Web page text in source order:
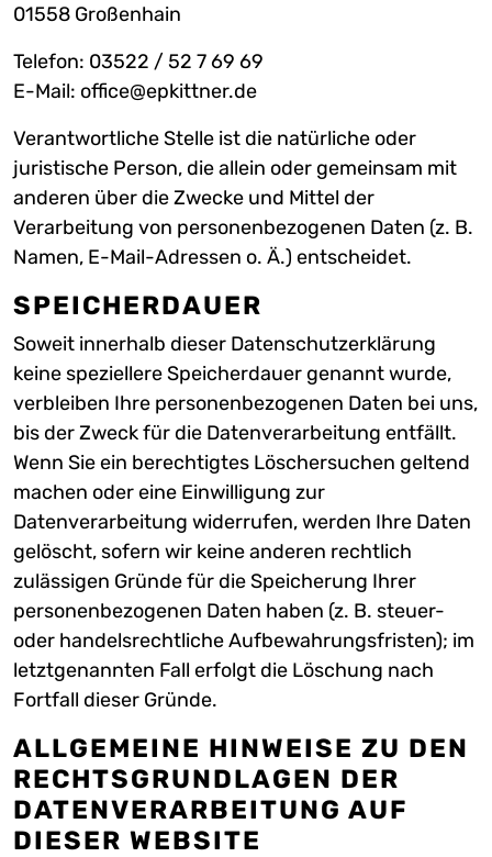
01558 Großenhain
Telefon: 03522 / 52 7 69 69
E-Mail: office@epkittner.de
Verantwortliche Stelle ist die natürliche oder
juristische Person, die allein oder gemeinsam mit
anderen über die Zwecke und Mittel der
Verarbeitung von personenbezogenen Daten (z. B.
Namen, E-Mail-Adressen o. Ä.) entscheidet.
SPEICHERDAUER
Soweit innerhalb dieser Datenschutzerklärung
keine speziellere Speicherdauer genannt wurde,
verbleiben Ihre personenbezogenen Daten bei uns,
bis der Zweck für die Datenverarbeitung entfällt.
Wenn Sie ein berechtigtes Löschersuchen geltend
machen oder eine Einwilligung zur
Datenverarbeitung widerrufen, werden Ihre Daten
gelöscht, sofern wir keine anderen rechtlich
zulässigen Gründe für die Speicherung Ihrer
personenbezogenen Daten haben (z. B. steuer-
oder handelsrechtliche Aufbewahrungsfristen); im
letztgenannten Fall erfolgt die Löschung nach
Fortfall dieser Gründe.
ALLGEMEINE HINWEISE ZU DEN
RECHTSGRUNDLAGEN DER
DATENVERARBEITUNG AUF
DIESER WEBSITE